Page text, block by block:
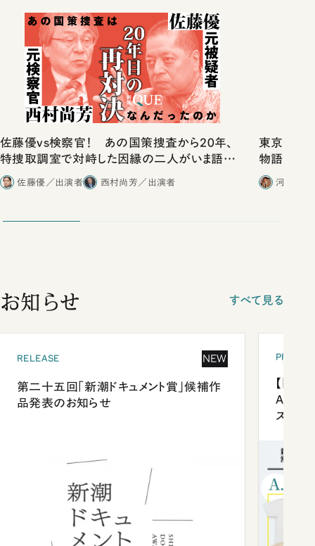
佐藤優vs検察官！ あの国策捜査から20年、
特捜取調室で対峙した因縁の二人がいま語り
合ったこと
佐藤優／出演者 西村尚芳／出演者
東京は都
物語」に
河野有
お知らせ すべて見る
RELEASE NEW
第二十五回「新潮ドキュメント賞」候補作
品発表のお知らせ
【「新
ズプレ